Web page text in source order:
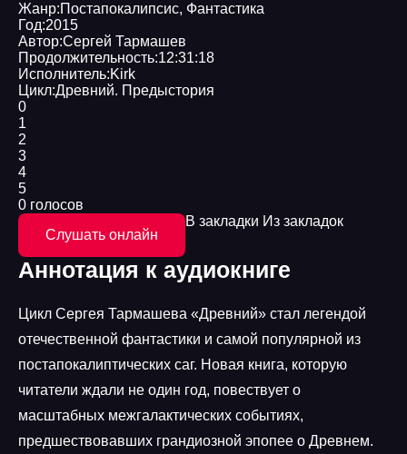
Жанр:Постапокалипсис, Фантастика
Год:2015
Автор:Сергей Тармашев
Продолжительность:12:31:18
Исполнитель:Kirk
Цикл:Древний. Предыстория
0
1
2
3
4
5
0 голосов
Слушать онлайн
В закладки Из закладок
Аннотация к аудиокниге
Цикл Сергея Тармашева «Древний» стал легендой
отечественной фантастики и самой популярной из
постапокалиптических саг. Новая книга, которую
читатели ждали не один год, повествует о
масштабных межгалактических событиях,
предшествовавших грандиозной эпопее о Древнем.